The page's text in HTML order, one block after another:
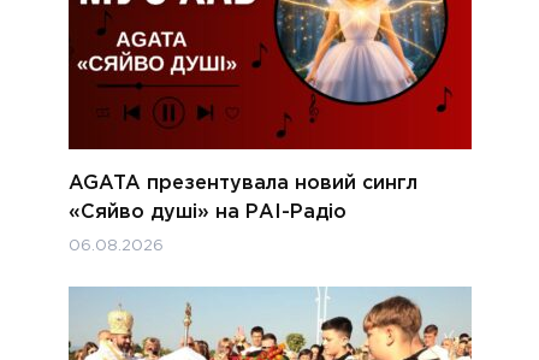
AGATA презентувала новий сингл
«Сяйво душі» на РАІ-Радіо
06.08.2026